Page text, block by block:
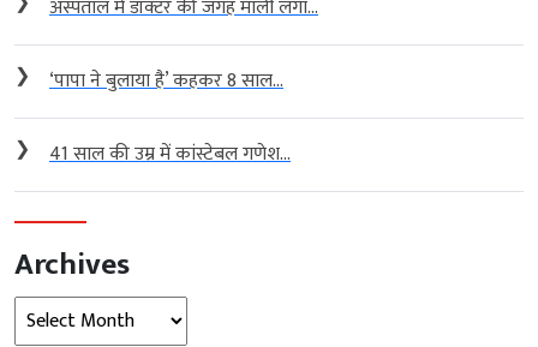
अस्पताल में डॉक्टर की जगह माली लगा...
❯ ‘पापा ने बुलाया है’ कहकर 8 साल...
❯ 41 साल की उम्र में कांस्टेबल गणेश...
Archives
Archives